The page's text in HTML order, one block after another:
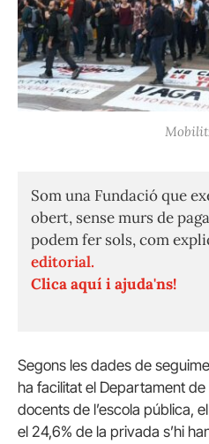
Som una Fundació que
obert, sense murs de
podem fer sols, com
editorial.
Clica aquí i ajuda'ns!
Segons les dades de
ha facilitat el Departament
docents de l’escola pública,
el 24,6% de la privada s’hi